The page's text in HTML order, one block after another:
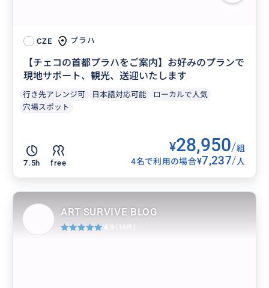
CZE プラハ
【チェコの首都プラハをご案内】お好みのプランで
現地サポート、観光、送迎いたします
行き先アレンジ可 日本語対応可能
ローカルで人気
穴場スポット
7.5h free
¥28,950/組
4名で利用の場合¥7,237/人
ART SURVIVE BLOG
4.9 (16件)